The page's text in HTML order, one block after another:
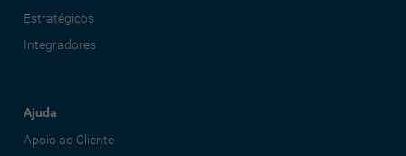
Estratégicos
Integradores
Ajuda
Apoio ao Cliente